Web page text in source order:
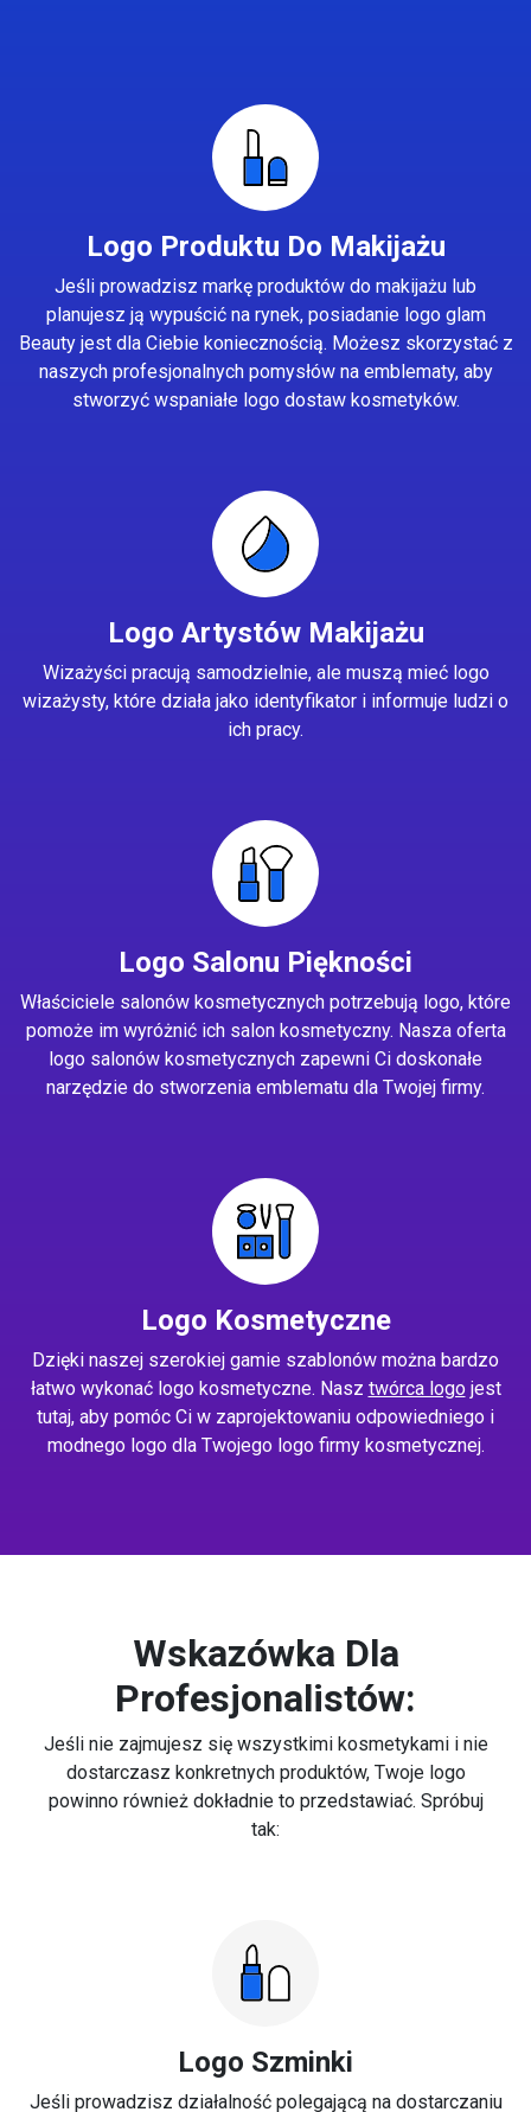
Logo Produktu Do Makijażu
Jeśli prowadzisz markę produktów do makijażu lub
planujesz ją wypuścić na rynek, posiadanie logo glam
Beauty jest dla Ciebie koniecznością. Możesz skorzystać z
naszych profesjonalnych pomysłów na emblematy, aby
stworzyć wspaniałe logo dostaw kosmetyków.
Logo Artystów Makijażu
Wizażyści pracują samodzielnie, ale muszą mieć logo
wizażysty, które działa jako identyfikator i informuje ludzi o
ich pracy.
Logo Salonu Piękności
Właściciele salonów kosmetycznych potrzebują logo, które
pomoże im wyróżnić ich salon kosmetyczny. Nasza oferta
logo salonów kosmetycznych zapewni Ci doskonałe
narzędzie do stworzenia emblematu dla Twojej firmy.
Logo Kosmetyczne
Dzięki naszej szerokiej gamie szablonów można bardzo
łatwo wykonać logo kosmetyczne. Nasz twórca logojest
tutaj, aby pomóc Ci w zaprojektowaniu odpowiedniego i
modnego logo dla Twojego logo firmy kosmetycznej.
Wskazówka Dla
Profesjonalistów:
Jeśli nie zajmujesz się wszystkimi kosmetykami i nie
dostarczasz konkretnych produktów, Twoje logo
powinno również dokładnie to przedstawiać. Spróbuj
tak:
Logo Szminki
Jeśli prowadzisz działalność polegającą na dostarczaniu